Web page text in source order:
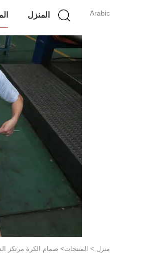
Arabic المنزل
منزل > المنتجات> صمام الكرة مرتكز